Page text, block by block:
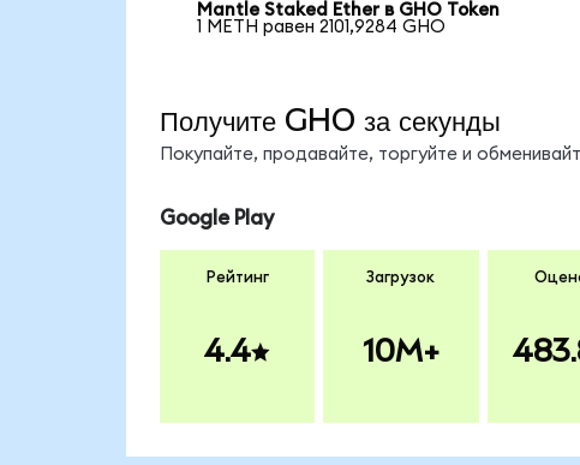
Mantle Staked Ether в GHO Token
1 METH равен 2101,9284 GHO
Получите GHO за секунды
Покупайте, продавайте, торгуйте и
Google Play
Рейтинг
4.4
Загрузок
10M+